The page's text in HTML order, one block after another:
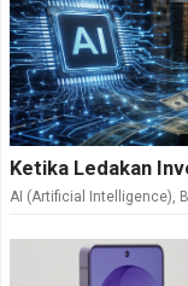
Ketika Ledakan
AI (Artificial Intelligence),